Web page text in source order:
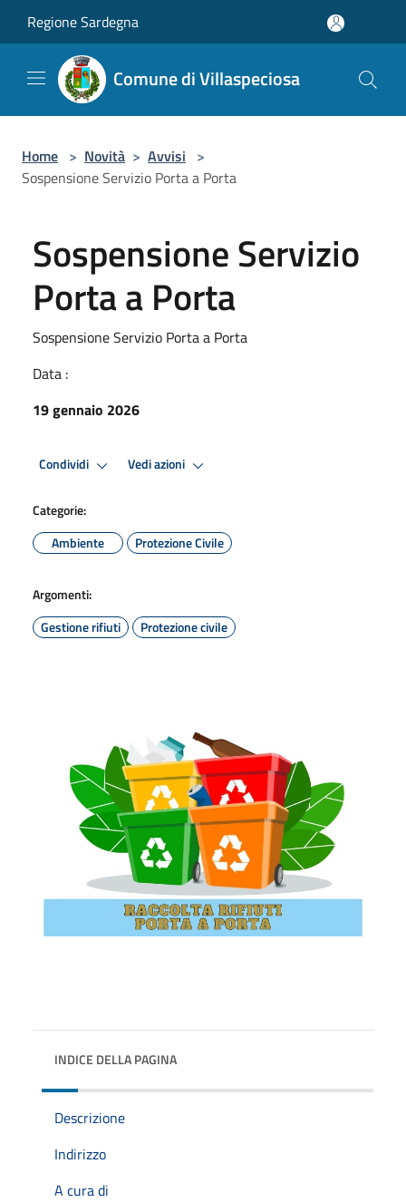
Regione Sardegna
Comune di Villaspeciosa
Home > Novità > Avvisi >
Sospensione Servizio Porta a Porta
Sospensione Servizio
Porta a Porta
Sospensione Servizio Porta a Porta
Data :
19 gennaio 2026
Condividi Vedi azioni
Categorie:
Ambiente
Protezione Civile
Argomenti:
Gestione rifiuti
Protezione civile
INDICE DELLA PAGINA
Descrizione
Indirizzo
A cura di